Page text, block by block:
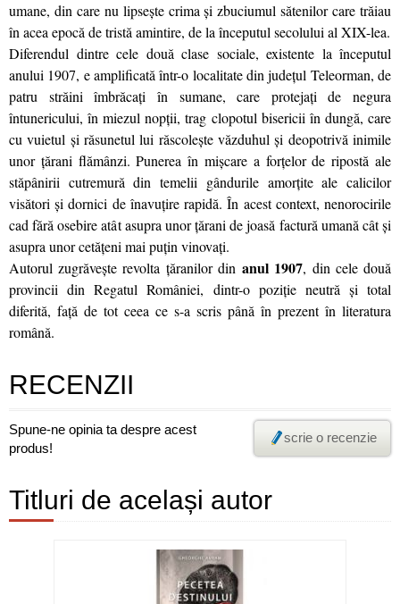
umane, din care nu lipseşte crima şi zbuciumul sătenilor care trăiau
în acea epocă de tristă amintire, de la începutul secolului al XIX-lea.
Diferendul dintre cele două clase sociale, existente la începutul
anului 1907, e amplificată într-o localitate din judeţul Teleorman, de
patru străini îmbrăcaţi în sumane, care protejaţi de negura
întunericului, în miezul nopţii, trag clopotul bisericii în dungă, care
cu vuietul şi răsunetul lui răscoleşte văzduhul şi deopotrivă inimile
unor ţărani flămânzi. Punerea în mişcare a forţelor de ripostă ale
stăpânirii cutremură din temelii gândurile amorţite ale calicilor
visători şi dornici de înavuţire rapidă. În acest context, nenorocirile
cad fără osebire atât asupra unor ţărani de joasă factură umană cât şi
asupra unor cetăţeni mai puţin vinovaţi.
Autorul zugrăveşte revolta ţăranilor dinanul 1907, din cele două
provincii din Regatul României, dintr-o poziţie neutră şi total
diferită, faţă de tot ceea ce s-a scris până în prezent în literatura
română.
RECENZII
Spune-ne opinia ta despre acest
produs!
scrie o recenzie
Titluri de același autor